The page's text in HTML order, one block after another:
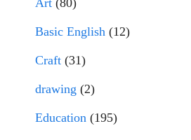
Art (80)
Basic English (12)
Craft (31)
drawing (2)
Education (195)